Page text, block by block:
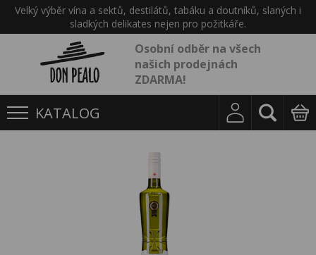
Velký výběr vína a sektů, destilátů, tabáku a doutníků, slaných i
sladkých delikates nejen pro požitkáře.
Osobní odběr na všech
našich prodejnách
ZDARMA!
KATALOG